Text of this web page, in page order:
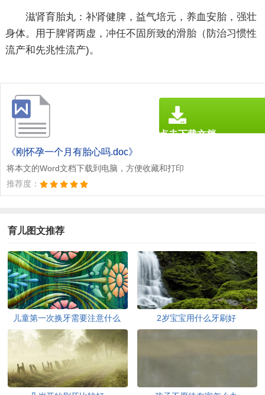
滋肾育胎丸：补肾健脾，益气培元，养血安胎，强壮
身体。用于脾肾两虚，冲任不固所致的滑胎（防治习惯性
流产和先兆性流产)。
《刚怀孕一个月有胎心吗.doc》
将本文的Word文档下载到电脑，方便收藏和打印
推荐度：
点击下载文档
育儿图文推荐
儿童第一次换牙需要注意什么 2岁宝宝用什么牙刷好